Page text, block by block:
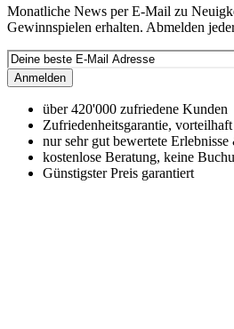
Monatliche News per E-Mail zu
Gewinnspielen erhalten. Abmelden
Anmelden
über 420'000 zufriedene Kunden
Zufriedenheitsgarantie,
nur sehr gut bewertete
kostenlose Beratung, keine
Günstigster Preis garantiert